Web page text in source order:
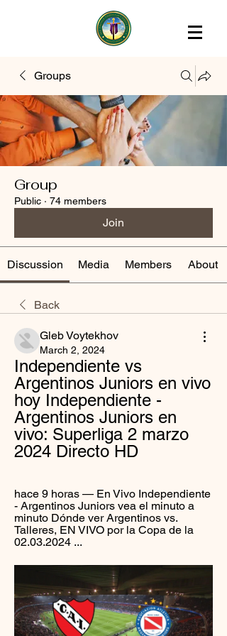
Groups
Group
Public · 74 members
Join
Discussion Media Members About
Back
Gleb Voytekhov
March 2, 2024
Independiente vs
Argentinos Juniors en vivo
hoy Independiente -
Argentinos Juniors en
vivo: Superliga 2 marzo
2024 Directo HD
hace 9 horas — En Vivo Independiente
- Argentinos Juniors vea el minuto a
minuto Dónde ver Argentinos vs.
Talleres, EN VIVO por la Copa de la
02.03.2024 ...